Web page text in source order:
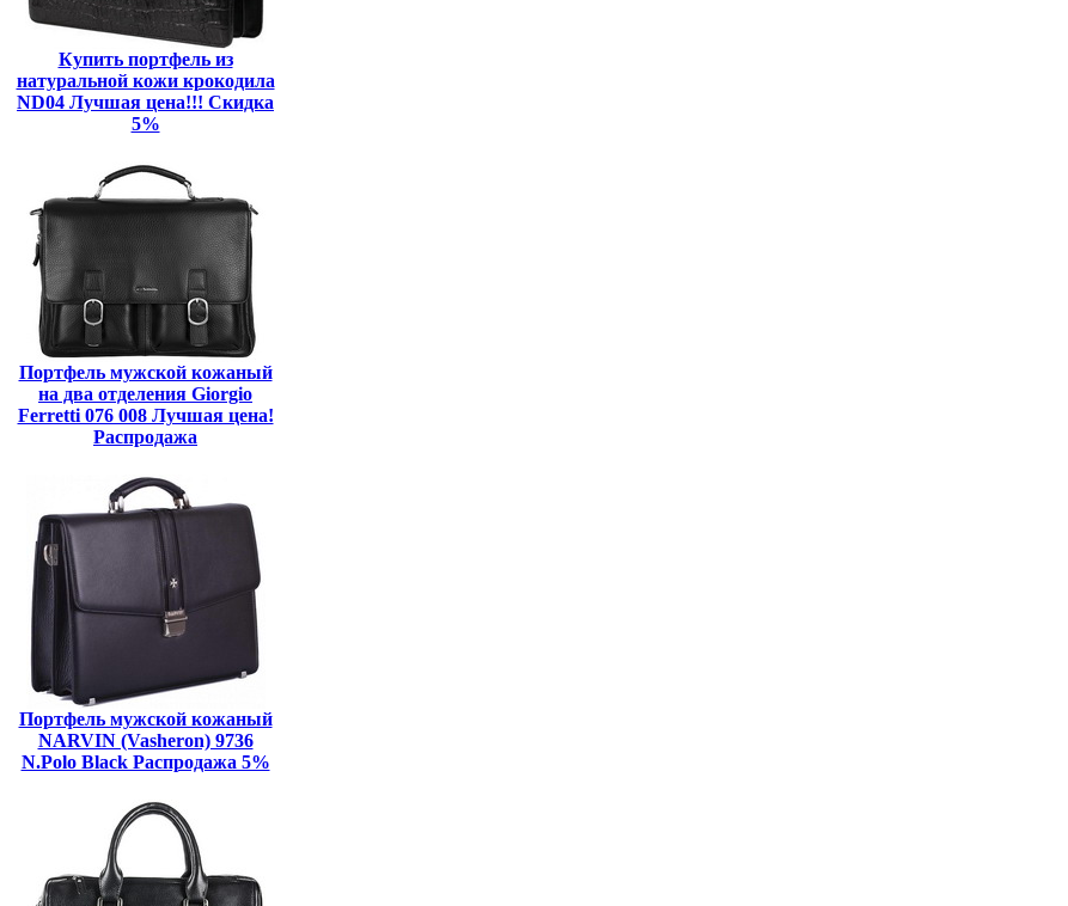
Купить портфель из
натуральной кожи крокодила
ND04 Лучшая цена!!! Скидка
5%
Портфель мужской кожаный
на два отделения Giorgio
Ferretti 076 008 Лучшая цена!
Распродажа
Портфель мужской кожаный
NARVIN (Vasheron) 9736
N.Polo Black Распродажа 5%